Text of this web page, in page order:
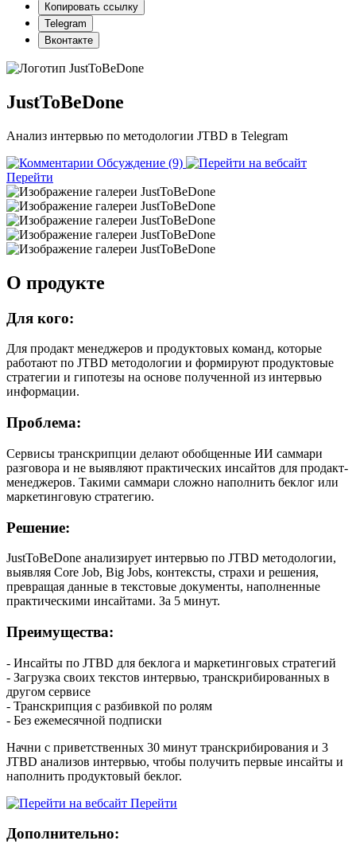
Копировать ссылку
Telegram
Вконтакте
JustToBeDone
Анализ интервью по методологии JTBD в Telegram
Обсуждение (9)
Перейти
О продукте
Для кого:
Для продакт менеджеров и продуктовых команд, которые
работают по JTBD методологии и формируют продуктовые
стратегии и гипотезы на основе полученной из интервью
информации.
Проблема:
Сервисы транскрипции делают обобщенные ИИ саммари
разговора и не выявляют практических инсайтов для продакт-
менеджеров. Такими саммари сложно наполнить беклог или
маркетинговую стратегию.
Решение:
JustToBeDone анализирует интервью по JTBD методологии,
выявляя Core Job, Big Jobs, контексты, страхи и решения,
превращая данные в текстовые документы, наполненные
практическими инсайтами. За 5 минут.
Преимущества:
- Инсайты по JTBD для беклога и маркетинговых стратегий
- Загрузка своих текстов интервью, транскрибированных в
другом сервисе
- Транскрипция с разбивкой по ролям
- Без ежемесячной подписки
Начни с приветственных 30 минут транскрибирования и 3
JTBD анализов интервью, чтобы получить первые инсайты и
наполнить продуктовый беклог.
Перейти
Дополнительно: